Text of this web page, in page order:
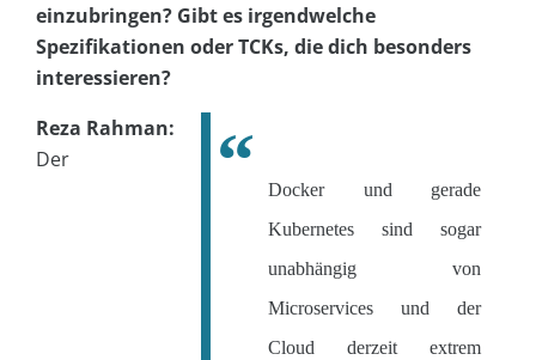
einzubringen? Gibt es irgendwelche
Spezifikationen oder TCKs, die dich besonders
interessieren?
Docker und gerade
Kubernetes sind sogar
unabhängig von
Microservices und der
Cloud derzeit extrem
Reza Rahman:
Der